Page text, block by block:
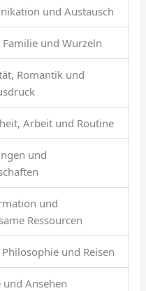
und Austausch
und Wurzeln
Romantik und
Arbeit und Routine
und
und
Ressourcen
und Reisen
und Ansehen